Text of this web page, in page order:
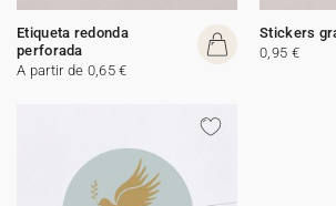
Etiqueta redonda
perforada
A partir de 0,65 €
Stickers
0,95 €